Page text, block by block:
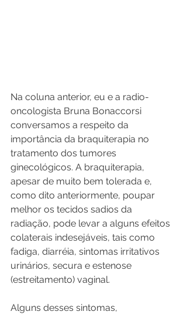
Na coluna anterior, eu e a radio-
oncologista Bruna Bonaccorsi
conversamos a respeito da
importância da braquiterapia no
tratamento dos tumores
ginecológicos. A braquiterapia,
apesar de muito bem tolerada e,
como dito anteriormente, poupar
melhor os tecidos sadios da
radiação, pode levar a alguns efeitos
colaterais indesejáveis, tais como
fadiga, diarréia, sintomas irritativos
urinários, secura e estenose
(estreitamento) vaginal.
Alguns desses sintomas,